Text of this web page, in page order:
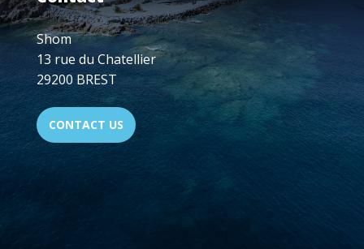
Shom
13 rue du Chatellier
29200 BREST
CONTACT US